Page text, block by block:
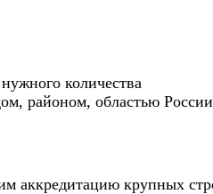
количества
районом, областью России
аккредитацию крупных